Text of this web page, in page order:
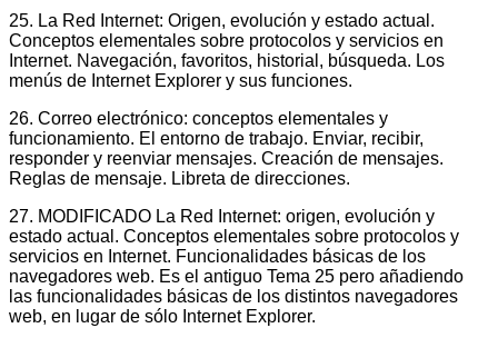
25. La Red Internet: Origen, evolución y estado actual.
Conceptos elementales sobre protocolos y servicios en
Internet. Navegación, favoritos, historial, búsqueda. Los
menús de Internet Explorer y sus funciones.
26. Correo electrónico: conceptos elementales y
funcionamiento. El entorno de trabajo. Enviar, recibir,
responder y reenviar mensajes. Creación de mensajes.
Reglas de mensaje. Libreta de direcciones.
27. MODIFICADO La Red Internet: origen, evolución y
estado actual. Conceptos elementales sobre protocolos y
servicios en Internet. Funcionalidades básicas de los
navegadores web. Es el antiguo Tema 25 pero añadiendo
las funcionalidades básicas de los distintos navegadores
web, en lugar de sólo Internet Explorer.